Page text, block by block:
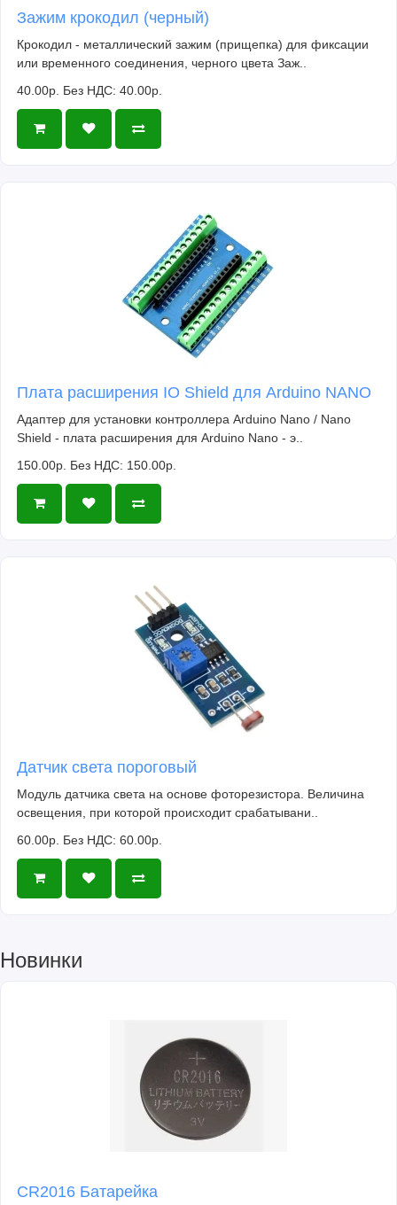
Зажим крокодил (черный)
Крокодил - металлический зажим (прищепка) для фиксации
или временного соединения, черного цвета Заж..
40.00р. Без НДС: 40.00р.
Плата расширения IO Shield для Arduino NANO
Адаптер для установки контроллера Arduino Nano / Nano
Shield - плата расширения для Arduino Nano - э..
150.00р. Без НДС: 150.00р.
Датчик света пороговый
Модуль датчика света на основе фоторезистора. Величина
освещения, при которой происходит срабатывани..
60.00р. Без НДС: 60.00р.
Новинки
CR2016 Батарейка